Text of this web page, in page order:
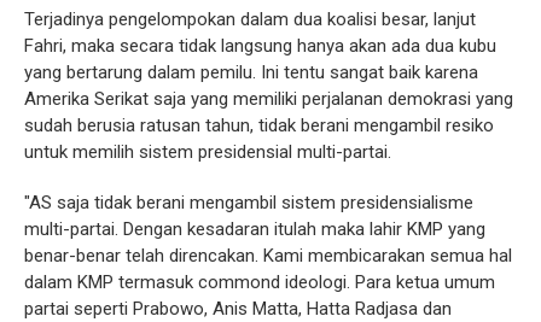
Terjadinya pengelompokan dalam dua koalisi besar, lanjut
Fahri, maka secara tidak langsung hanya akan ada dua kubu
yang bertarung dalam pemilu. Ini tentu sangat baik karena
Amerika Serikat saja yang memiliki perjalanan demokrasi yang
sudah berusia ratusan tahun, tidak berani mengambil resiko
untuk memilih sistem presidensial multi-partai.
"AS saja tidak berani mengambil sistem presidensialisme
multi-partai. Dengan kesadaran itulah maka lahir KMP yang
benar-benar telah direncakan. Kami membicarakan semua hal
dalam KMP termasuk commond ideologi. Para ketua umum
partai seperti Prabowo, Anis Matta, Hatta Radjasa dan